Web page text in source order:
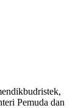
Pemuda dan